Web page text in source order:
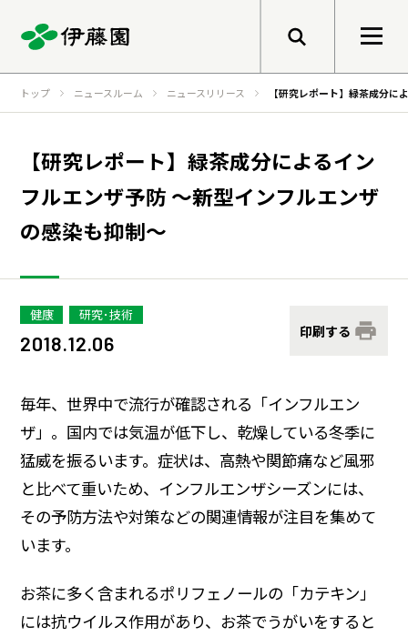
メニューを開く
企業情報
トップメッセージ
グループ経営理念
会社概要
グループ行動規範・方針
コーポレート・ガバナンス
コンプライアンス
役員紹介
企業情報トップ
サステナビリティ
基本的な考え方と推進体制
サステナビリティデータ
統合レポート
研究開発への考え方・体制
研究・技術開発
研究リリース
IR・投資家情報
経営戦略
検索
トップ ニュースルーム ニュースリリース 【研究レポート】緑茶成分
【研究レポート】緑茶成分によるイン
フルエンザ予防 ～新型インフルエンザ
の感染も抑制～
印刷する
健康 研究･技術
2018.12.06
毎年、世界中で流行が確認される「インフルエン
ザ」。国内では気温が低下し、乾燥している冬季に
猛威を振るいます。症状は、高熱や関節痛など風邪
と比べて重いため、インフルエンザシーズンには、
その予防方法や対策などの関連情報が注目を集めて
います。
お茶に多く含まれるポリフェノールの「カテキン」
には抗ウイルス作用があり、お茶でうがいをすると